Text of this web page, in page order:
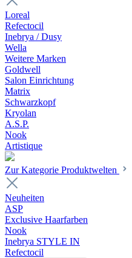
Loreal
Refectocil
Inebrya / Dusy
Wella
Weitere Marken
Goldwell
Salon Einrichtung
Matrix
Schwarzkopf
Kryolan
A.S.P.
Nook
Artistique
Zur Kategorie Produktwelten
Neuheiten
ASP
Exclusive Haarfarben
Nook
Inebrya STYLE IN
Refectocil